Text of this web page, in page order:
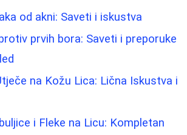
od akni: Saveti i iskustva
prvih bora: Saveti i preporuke
na Kožu Lica: Lična Iskustva i
i Fleke na Licu: Kompletan